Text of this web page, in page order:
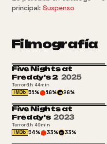
principal: Suspenso
Filmografía
Five Nights at
Freddy's 2 2025
Terror·1h 44min
IMDb 51% 16% m 26%
Five Nights at
Freddy's 2023
Terror·1h 49min
IMDb 54% 33% m 33%